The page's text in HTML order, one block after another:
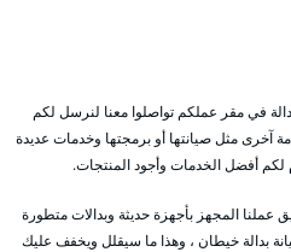
في مقر عملكم تواصلوا معنا لنرسل لكم
آخرى مثل صيانتها أو برمجتها وخدمات عديدة
أفضل الخدمات وأجود المنتجات.
عملنا المجهز بأجهزة حديثة وبدالات متطورة
بدالة خيطان ، وهذا ما سيقلل ويخفف عليك